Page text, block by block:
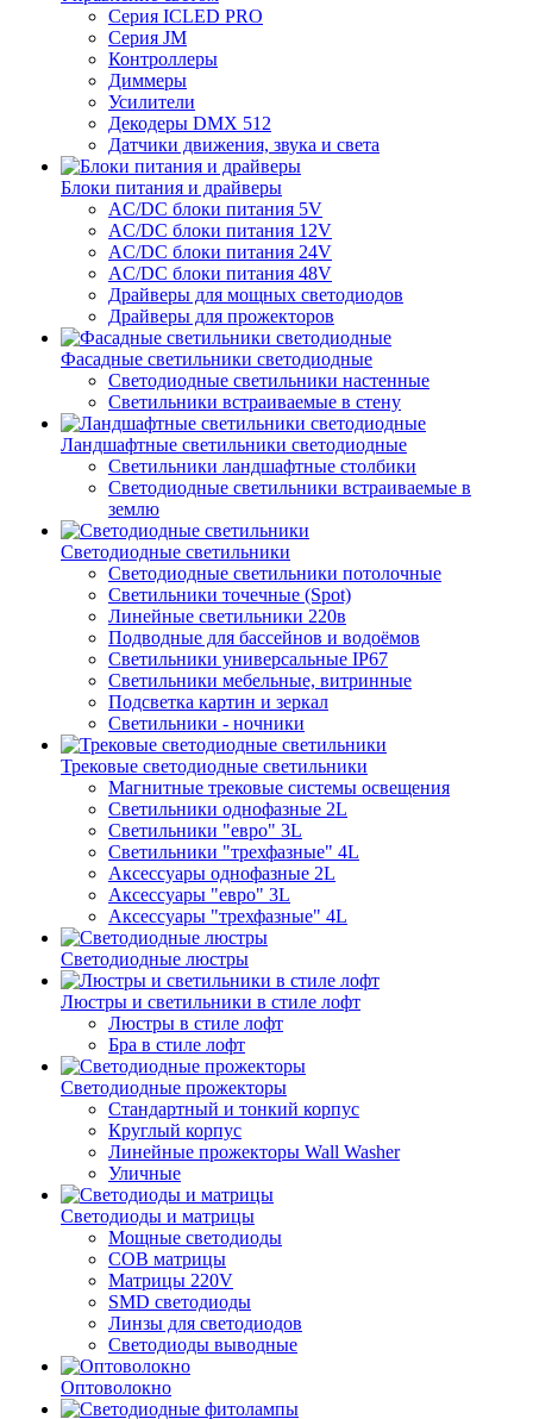
Серия ICLED PRO
Серия JM
Контроллеры
Диммеры
Усилители
Декодеры DMX 512
Датчики движения, звука и света
Блоки питания и драйверы
AC/DC блоки питания 5V
AC/DC блоки питания 12V
AC/DC блоки питания 24V
AC/DC блоки питания 48V
Драйверы для мощных светодиодов
Драйверы для прожекторов
Фасадные светильники светодиодные
Светодиодные светильники настенные
Светильники встраиваемые в стену
Ландшафтные светильники светодиодные
Светильники ландшафтные столбики
Светодиодные светильники встраиваемые в
землю
Светодиодные светильники
Светодиодные светильники потолочные
Светильники точечные (Spot)
Линейные светильники 220в
Подводные для бассейнов и водоёмов
Светильники универсальные IP67
Светильники мебельные, витринные
Подсветка картин и зеркал
Светильники - ночники
Трековые светодиодные светильники
Магнитные трековые системы освещения
Светильники однофазные 2L
Светильники "евро" 3L
Светильники "трехфазные" 4L
Аксессуары однофазные 2L
Аксессуары "евро" 3L
Аксессуары "трехфазные" 4L
Светодиодные люстры
Люстры и светильники в стиле лофт
Люстры в стиле лофт
Бра в стиле лофт
Светодиодные прожекторы
Стандартный и тонкий корпус
Круглый корпус
Линейные прожекторы Wall Washer
Уличные
Светодиоды и матрицы
Мощные светодиоды
COB матрицы
Матрицы 220V
SMD светодиоды
Линзы для светодиодов
Светодиоды выводные
Оптоволокно